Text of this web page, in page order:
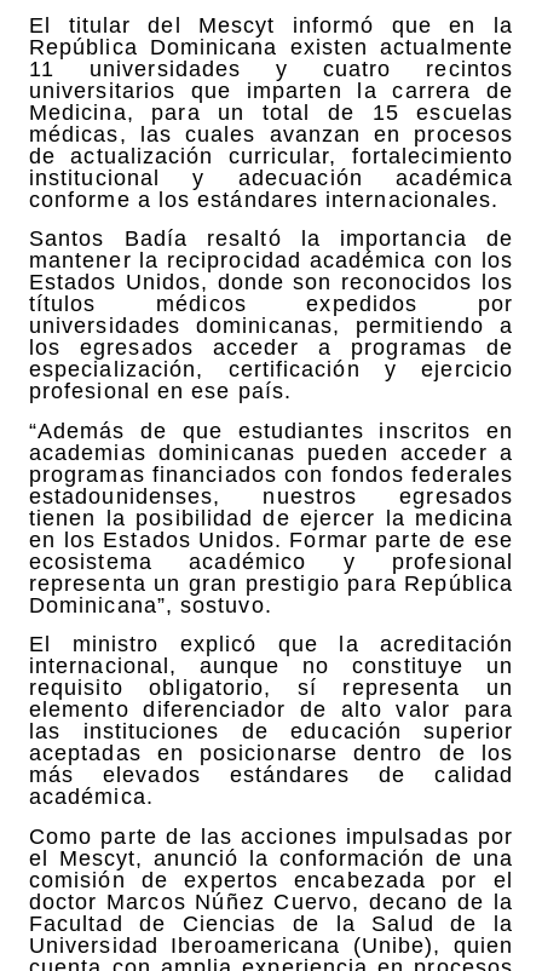
El titular del Mescyt informó que en la
República Dominicana existen actualmente
11 universidades y cuatro recintos
universitarios que imparten la carrera de
Medicina, para un total de 15 escuelas
médicas, las cuales avanzan en procesos
de actualización curricular, fortalecimiento
institucional y adecuación académica
conforme a los estándares internacionales.
Santos Badía resaltó la importancia de
mantener la reciprocidad académica con los
Estados Unidos, donde son reconocidos los
títulos médicos expedidos por
universidades dominicanas, permitiendo a
los egresados acceder a programas de
especialización, certificación y ejercicio
profesional en ese país.
“Además de que estudiantes inscritos en
academias dominicanas pueden acceder a
programas financiados con fondos federales
estadounidenses, nuestros egresados
tienen la posibilidad de ejercer la medicina
en los Estados Unidos. Formar parte de ese
ecosistema académico y profesional
representa un gran prestigio para República
Dominicana”, sostuvo.
El ministro explicó que la acreditación
internacional, aunque no constituye un
requisito obligatorio, sí representa un
elemento diferenciador de alto valor para
las instituciones de educación superior
aceptadas en posicionarse dentro de los
más elevados estándares de calidad
académica.
Como parte de las acciones impulsadas por
el Mescyt, anunció la conformación de una
comisión de expertos encabezada por el
doctor Marcos Núñez Cuervo, decano de la
Facultad de Ciencias de la Salud de la
Universidad Iberoamericana (Unibe), quien